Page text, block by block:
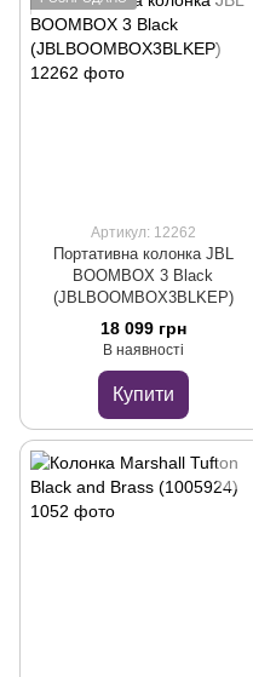
Артикул: 12262
Портативна колонка JBL
BOOMBOX 3 Black
(JBLBOOMBOX3BLKEP)
18 099 грн
В наявності
Купити